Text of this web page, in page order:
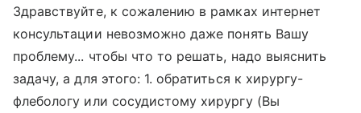
Здравствуйте, к сожалению в рамках интернет
консультации невозможно даже понять Вашу
проблему... чтобы что то решать, надо выяснить
задачу, а для этого: 1. обратиться к хирургу-
флебологу или сосудистому хирургу (Вы